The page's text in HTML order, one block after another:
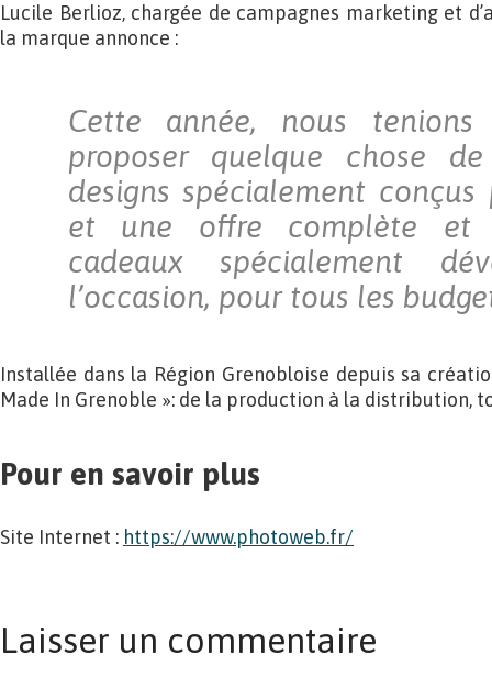
Lucile Berlioz, chargée de campagnes marketing et
la marque annonce :
Cette année, nous tenions
proposer quelque chose
designs spécialement conçus
et une offre complète et
cadeaux spécialement
l’occasion, pour tous les
Installée dans la Région Grenobloise depuis sa
Made In Grenoble »: de la production à la distribution,
Pour en savoir plus
Site Internet : https://www.photoweb.fr/
Laisser un commentaire